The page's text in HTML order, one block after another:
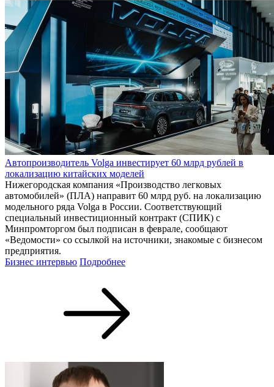
Автопроизводитель Volga инвестирует 60 млрд рублей в
локализацию китайских моделей
Нижегородская компания «Производство легковых
автомобилей» (ПЛА) направит 60 млрд руб. на локализацию
модельного ряда Volga в России. Соответствующий
специальный инвестиционный контракт (СПИК) с
Минпромторгом был подписан в феврале, сообщают
«Ведомости» со ссылкой на источники, знакомые с бизнесом
предприятия.
Бизнес интервью Подробнее